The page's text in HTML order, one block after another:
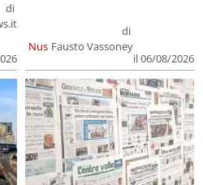
di
Nus
di
Fausto Vassoney
il 06/08/2026